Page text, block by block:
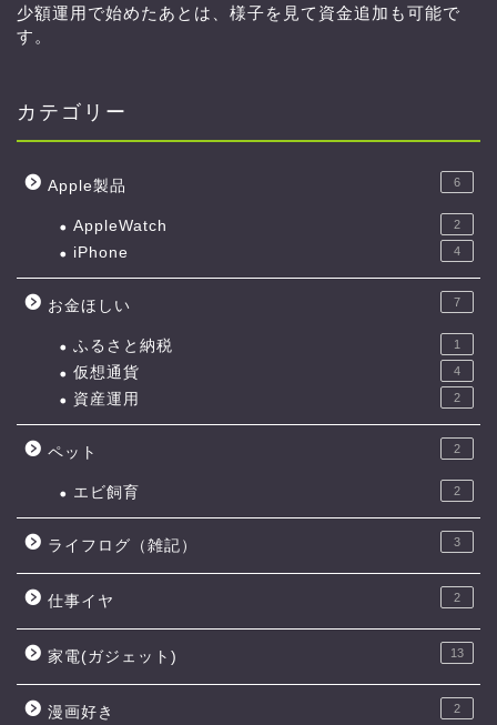
少額運用で始めたあとは、様子を見て資金追加も可能で
す。
カテゴリー
Apple製品 6
AppleWatch 2
iPhone 4
お金ほしい 7
ふるさと納税 1
仮想通貨 4
資産運用 2
ペット 2
エビ飼育 2
ライフログ（雑記） 3
仕事イヤ 2
家電(ガジェット) 13
漫画好き 2